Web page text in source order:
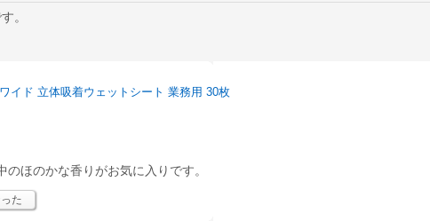
。
イド 立体吸着ウェットシート 業務用 30枚
ほのかな香りがお気に入りです。
た